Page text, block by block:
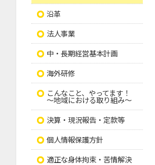
沿革
法人事業
中・長期経営基本計画
海外研修
こんなこと、やってます！
～地域における取り組み～
決算・現況報告・定款等
個人情報保護方針
適正な身体拘束・苦情解決